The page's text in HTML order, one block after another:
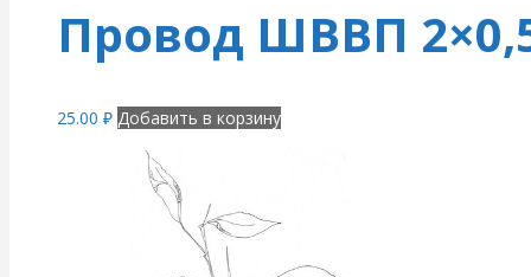
Провод ШВВП
25.00 ₽ Добавить в корзину